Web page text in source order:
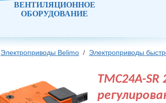
ВЕНТИЛЯЦИОННОЕ
ОБОРУДОВАНИЕ
Электроприводы Belimo / Электроприводы
TMC24A-